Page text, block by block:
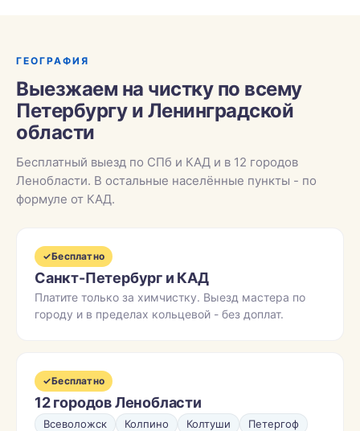
ГЕОГРАФИЯ
Выезжаем на чистку по всему
Петербургу и Ленинградской
области
Бесплатный выезд по СПб и КАД и в 12 городов
Ленобласти. В остальные населённые пункты - по
формуле от КАД.
✓Бесплатно
Санкт-Петербург и КАД
Платите только за химчистку. Выезд мастера по
городу и в пределах кольцевой - без доплат.
✓Бесплатно
12 городов Ленобласти
Всеволожск Колпино Колтуши
Петергоф